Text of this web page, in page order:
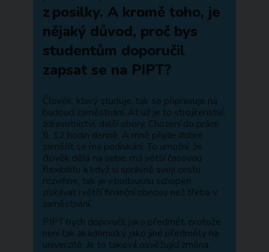
z posilky. A kromě toho, je
nějaký důvod, proč bys
studentům doporučil
zapsat se na PIPT?
Člověk, který studuje, tak se připravuje na
budoucí zaměstnání. Ať už je to strojírenství,
zdravotnictví, další obory. Chození do práce
8, 12 hodin denně. A mně přijde dobré
zaměřit se i na podnikání. To umožní, že
člověk dělá na sebe, má větší časovou
flexibilitu a když si správně svoji cestu
rozvrhne, tak je v budoucnu schopen
získávat i větší finanční obnosy než třeba v
zaměstnání.
PIPT bych doporučil jako předmět, protože
není tak akademický jako jiné předměty na
univerzitě. Je to taková osvěžující změna.